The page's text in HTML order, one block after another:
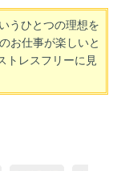
うひとつの理想を
お仕事が楽しいと
トレスフリーに見